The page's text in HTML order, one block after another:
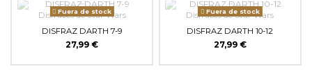
Fuera de stock
DISFRAZ DARTH 7-9
27,99 €
Fuera de stock
DISFRAZ DARTH 10-12
27,99 €